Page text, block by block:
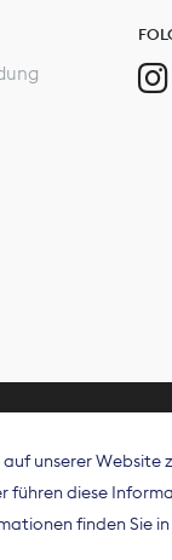
als
in
unserer Website
führen diese
finden Sie